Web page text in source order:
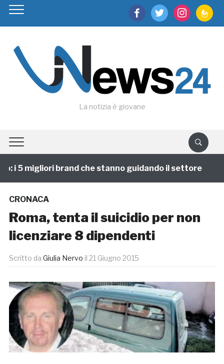
facebooktwitter instagram
La notizia è giovane
i 5 migliori brand che stanno guidando il settore
CRONACA
Roma, tenta il suicidio per non
licenziare 8 dipendenti
Scritto da Giulia Nervo il 21 Giugno 2015